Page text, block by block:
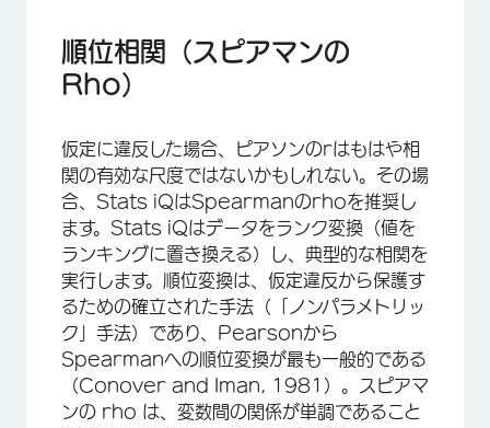
順位相関（スピアマンの
Rho）
仮定に違反した場合、ピアソンのrはもはや相
関の有効な尺度ではないかもしれない。その場
合、Stats iQはSpearmanのrhoを推奨し
ます。Stats iQはデータをランク変換（値を
ランキングに置き換える）し、典型的な相関を
実行します。順位変換は、仮定違反から保護す
るための確立された手法（「ノンパラメトリッ
ク」手法）であり、Pearsonから
Spearmanへの順位変換が最も一般的である
（Conover and Iman, 1981）。スピアマ
ンの rho は、変数間の関係が単調であること